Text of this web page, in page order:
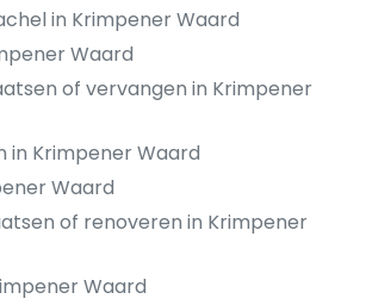
in Krimpener Waard
Waard
of vervangen in Krimpener
in Krimpener Waard
Waard
of renoveren in Krimpener
Waard